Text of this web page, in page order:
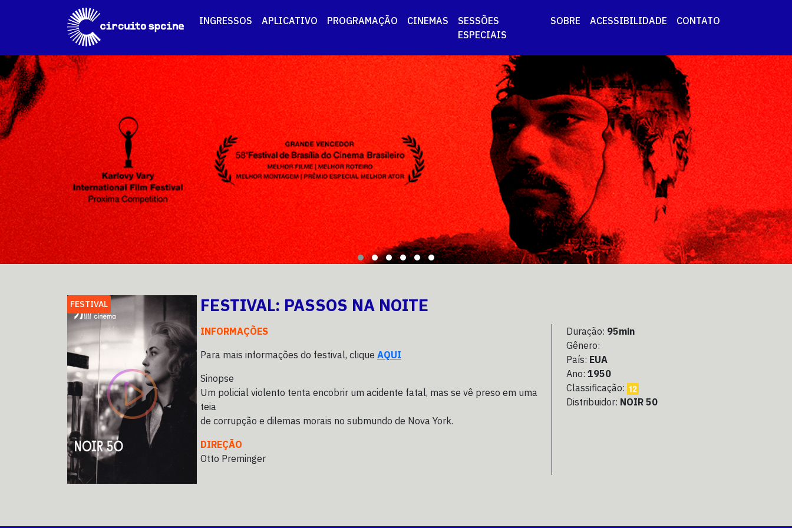
INGRESSOS APLICATIVO PROGRAMAÇÃO CINEMAS
SESSÕES
ESPECIAIS
SOBRE ACESSIBILIDADE CONTATO
FESTIVAL FESTIVAL: PASSOS NA NOITE
INFORMAÇÕES
Para mais informações do festival, clique AQUI
Sinopse
Um policial violento tenta encobrir um acidente fatal, mas se vê preso em uma
teia
de corrupção e dilemas morais no submundo de Nova York.
DIREÇÃO
Otto Preminger
Duração: 95min
Gênero:
País: EUA
Ano:1950
Classificação:
Distribuidor: NOIR 50